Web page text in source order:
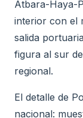
Atbara-Haya-
interior con el
salida
figura al sur
regional.
El detalle de
nacional: